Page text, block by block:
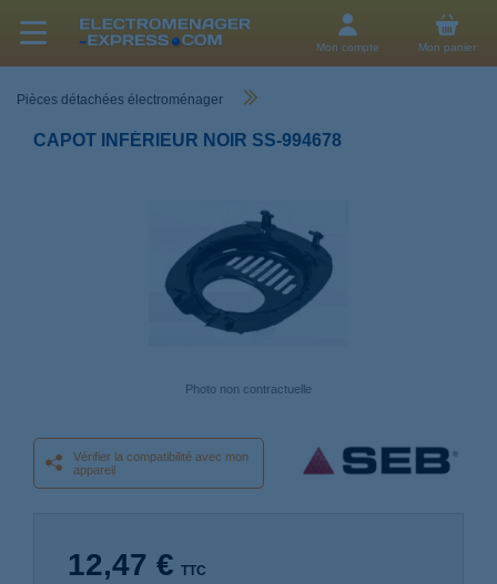
Mon compte Mon panier
Pièces détachées électroménager
CAPOT INFÉRIEUR NOIR SS-994678
Photo non contractuelle
Vérifier la compatibilité avec mon
appareil
12,47 € TTC